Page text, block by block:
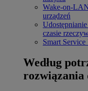
Wake-on-
urządzeń
czasie
Smart Service
Według
rozwiązania